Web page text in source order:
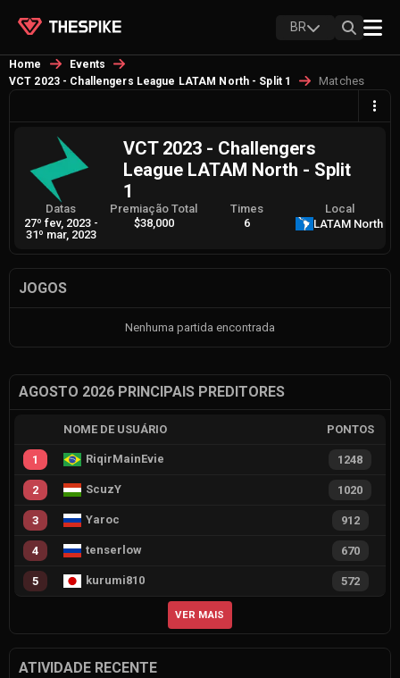
BR
Home
Events
VCT 2023 - Challengers League LATAM North - Split 1
Matches
VCT 2023 - Challengers
League LATAM North - Split
1
Datas
27º fev, 2023 -
31º mar, 2023
Premiação Total
$38,000
Times
6
Local
LATAM North
JOGOS
Nenhuma partida encontrada
AGOSTO 2026 PRINCIPAIS PREDITORES
NOME DE USUÁRIO PONTOS
1 RiqirMainEvie 1248
2 ScuzY 1020
3 Yaroc 912
4 tenserlow 670
5 kurumi810 572
VER MAIS
ATIVIDADE RECENTE